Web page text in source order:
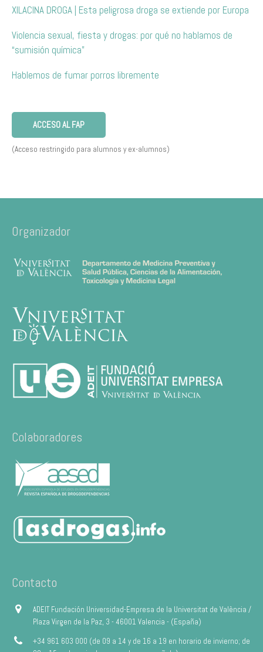
XILACINA DROGA | Esta peligrosa droga se extiende por Europa
Violencia sexual, fiesta y drogas: por qué no hablamos de
“sumisión química”
Hablemos de fumar porros libremente
ACCESO AL FAP
(Acceso restringido para alumnos y ex-alumnos)
Organizador
Colaboradores
Contacto
ADEIT Fundación Universidad-Empresa de la Universitat de València /
Plaza Virgen de la Paz, 3 - 46001 Valencia - (España)
+34 961 603 000 (de 09 a 14 y de 16 a 19 en horario de invierno; de